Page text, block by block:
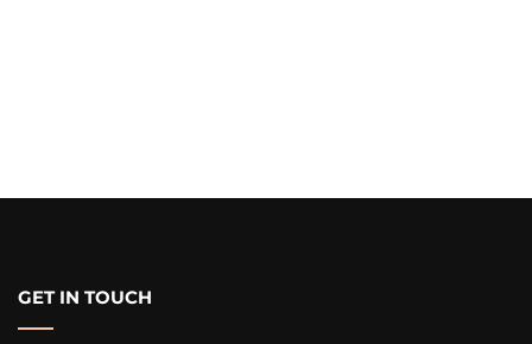
GET IN TOUCH